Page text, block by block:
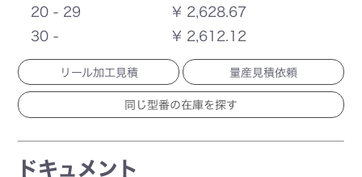
20 - 29
¥ 2,628.67
30 -
¥ 2,612.12
リール加工見積 量産見積依頼
ドキュメント